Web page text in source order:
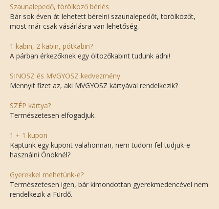
Szaunalepedő, törölköző bérlés
Bár sok éven át lehetett bérelni szaunalepedőt, törölközőt,
most már csak vásárlásra van lehetőség.
1 kabin, 2 kabin, pótkabin?
A párban érkezőknek egy öltözőkabint tudunk adni!
SINOSZ és MVGYOSZ kedvezmény
Mennyit fizet az, aki MVGYOSZ kártyával rendelkezik?
SZÉP kártya?
Természetesen elfogadjuk.
1 + 1 kupon
Kaptunk egy kupont valahonnan, nem tudom fel tudjuk-e
használni Önöknél?
Gyerekkel mehetünk-e?
Természetesen igen, bár kimondottan gyerekmedencével nem
rendelkezik a Fürdő.